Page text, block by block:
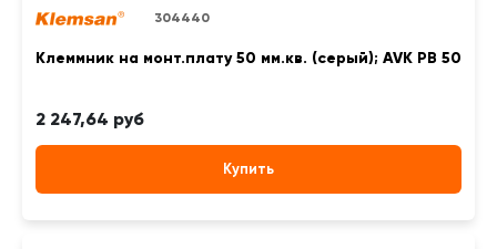
304440
Клеммник на монт.плату 50 мм.кв. (серый); AVK PB 50
2 247,64 руб
Купить